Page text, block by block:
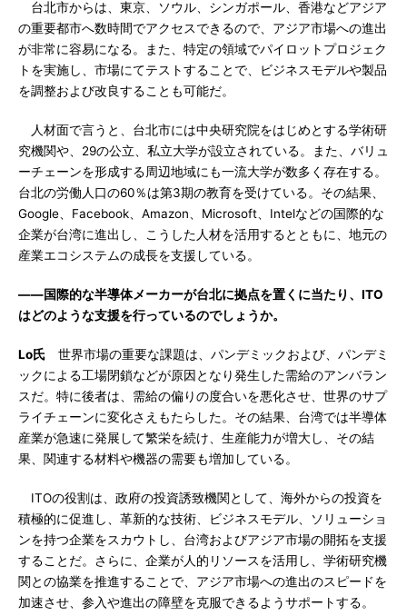
台北市からは、東京、ソウル、シンガポール、香港などアジア
の重要都市へ数時間でアクセスできるので、アジア市場への進出
が非常に容易になる。また、特定の領域でパイロットプロジェク
トを実施し、市場にてテストすることで、ビジネスモデルや製品
を調整および改良することも可能だ。
人材面で言うと、台北市には中央研究院をはじめとする学術研
究機関や、29の公立、私立大学が設立されている。また、バリュ
ーチェーンを形成する周辺地域にも一流大学が数多く存在する。
台北の労働人口の60％は第3期の教育を受けている。その結果、
Google、Facebook、Amazon、Microsoft、Intelなどの国際的な
企業が台湾に進出し、こうした人材を活用するとともに、地元の
産業エコシステムの成長を支援している。
――国際的な半導体メーカーが台北に拠点を置くに当たり、ITO
はどのような支援を行っているのでしょうか。
Lo氏 世界市場の重要な課題は、パンデミックおよび、パンデミ
ックによる工場閉鎖などが原因となり発生した需給のアンバラン
スだ。特に後者は、需給の偏りの度合いを悪化させ、世界のサプ
ライチェーンに変化さえもたらした。その結果、台湾では半導体
産業が急速に発展して繁栄を続け、生産能力が増大し、その結
果、関連する材料や機器の需要も増加している。
ITOの役割は、政府の投資誘致機関として、海外からの投資を
積極的に促進し、革新的な技術、ビジネスモデル、ソリューショ
ンを持つ企業をスカウトし、台湾およびアジア市場の開拓を支援
することだ。さらに、企業が人的リソースを活用し、学術研究機
関との協業を推進することで、アジア市場への進出のスピードを
加速させ、参入や進出の障壁を克服できるようサポートする。